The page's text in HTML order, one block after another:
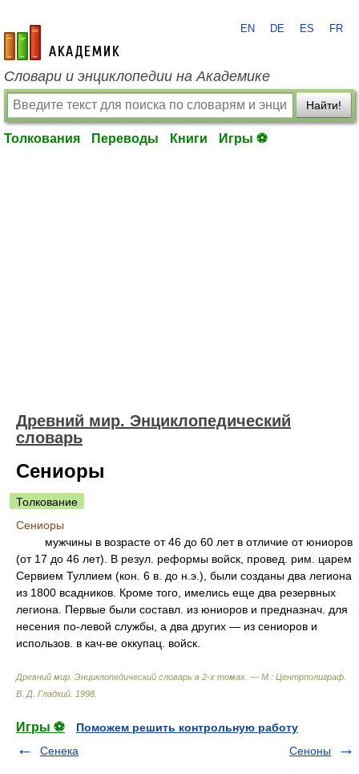
academic.ru
EN DE ES FR
Словари и энциклопедии на Академике
Найти!
Толкования Переводы Книги Игры ⚽
Древний мир. Энциклопедический
словарь
Сениоры
Толкование
Сениоры
мужчины в возрасте от 46 до 60 лет в отличие от юниоров
(от 17 до 46 лет). В резул. реформы войск, провед. рим. царем
Сервием Туллием (кон. 6 в. до н.э.), были созданы два легиона
из 1800 всадников. Кроме того, имелись еще два резервных
легиона. Первые были составл. из юниоров и предназнач. для
несения по-левой службы, а два других — из сениоров и
использов. в кач-ве оккупац. войск.
Древний мир. Энциклопедический словарь в 2-х томах. — М.: Центрполиграф
В. Д. Гладкий 1998
Игры ⚽
Поможем решить контрольную работу
Сенека
Сеноны